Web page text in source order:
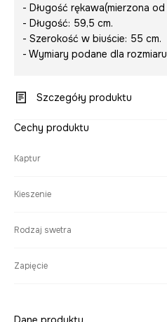
- Długość rękawa(mierzona
- Długość: 59,5 cm.
- Szerokość w biuście: 55 cm.
- Wymiary podane dla
Szczegóły produktu
Cechy produktu
Kaptur
Kieszenie
Rodzaj swetra
Zapięcie